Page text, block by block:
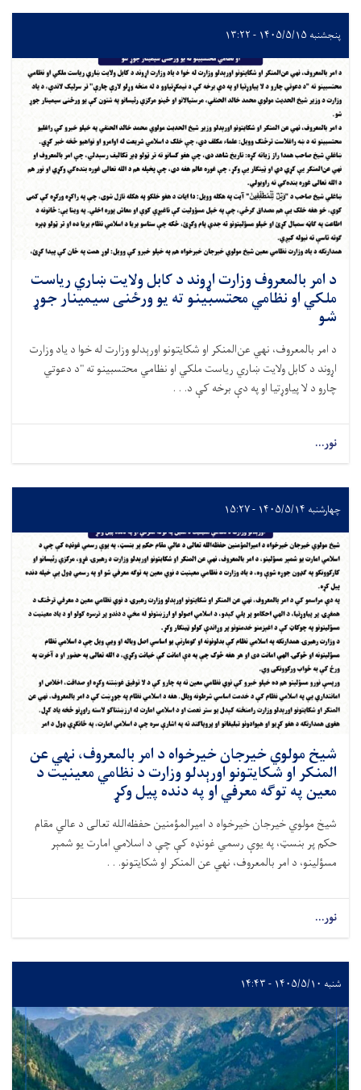
پنجشنبه ۱۴۰۵/۵/۱۵ - ۱۳:۲۲
د امر بالمعروف وزارت اړوند د کابل ولایت ښاري ریاست
ملکي او نظامي محتسبینو ته يو ورځنی سیمینار جوړ
شو
د امر بالمعروف، نهي عن‌المنکر او شکایتونو اورېدلو وزارت له خوا د یاد وزارت
اړوند د کابل ولایت ښاري ریاست ملکي او نظامي محتسبینو ته "د دعوتي
چارو د لا پیاوړتیا او په دې برخه کې د. . .
نور...
چهارشنبه ۱۴۰۵/۵/۱۴ - ۱۵:۲۷
شیخ مولوي خیرجان خیرخواه د امر بالمعروف، نهي عن
المنکر او شکایتونو اورېدلو وزارت د نظامي معینیت د
معین په توګه معرفي او په دنده پیل وکړ
شیخ مولوي خیرجان خیرخواه د امیرالمؤمنین حفظه‌الله تعالی د عالي مقام
حکم پر بنسټ، په یوې رسمي غونډه کې چې د اسلامي امارت یو شمېر
مسؤلینو، د امر بالمعروف، نهي عن المنکر او شکایتونو. . .
نور...
شنبه ۱۴۰۵/۵/۱۰ - ۱۴:۴۳